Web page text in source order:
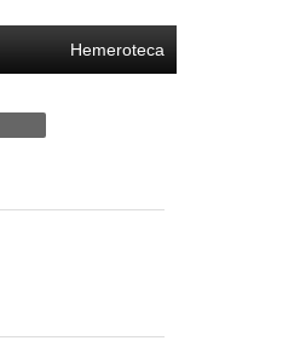
Hemeroteca